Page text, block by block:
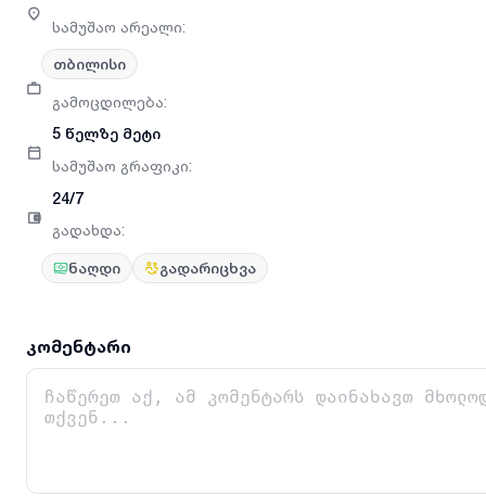
სამუშაო არეალი:
თბილისი
გამოცდილება:
5 წელზე მეტი
სამუშაო გრაფიკი:
24/7
გადახდა:
ნაღდი გადარიცხვა
კომენტარი